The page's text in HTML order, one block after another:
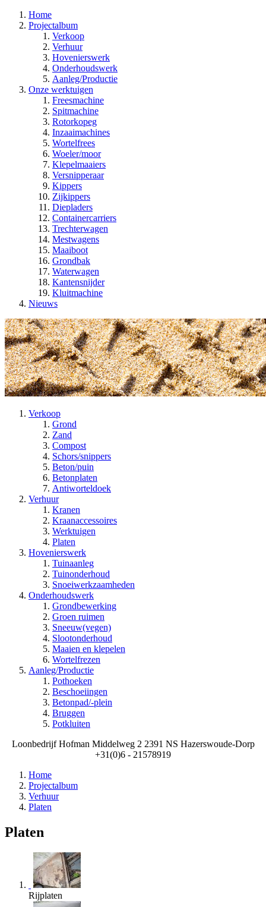
Home
Projectalbum
Verkoop
Verhuur
Hovenierswerk
Onderhoudswerk
Aanleg/Productie
Onze werktuigen
Freesmachine
Spitmachine
Rotorkopeg
Inzaaimachines
Wortelfrees
Woeler/moor
Klepelmaaiers
Versnipperaar
Kippers
Zijkippers
Diepladers
Containercarriers
Trechterwagen
Mestwagens
Maaiboot
Grondbak
Waterwagen
Kantensnijder
Kluitmachine
Nieuws
Verkoop
Grond
Zand
Compost
Schors/snippers
Beton/puin
Betonplaten
Antiworteldoek
Verhuur
Kranen
Kraanaccessoires
Werktuigen
Platen
Hovenierswerk
Tuinaanleg
Tuinonderhoud
Snoeiwerkzaamheden
Onderhoudswerk
Grondbewerking
Groen ruimen
Sneeuw(vegen)
Slootonderhoud
Maaien en klepelen
Wortelfrezen
Aanleg/Productie
Pothoeken
Beschoeiingen
Betonpad/-plein
Bruggen
Potkluiten
Loonbedrijf Hofman Middelweg 2 2391 NS Hazerswoude-Dorp
+31(0)6 - 21578919
Home
Projectalbum
Verhuur
Platen
Platen
Rijplaten